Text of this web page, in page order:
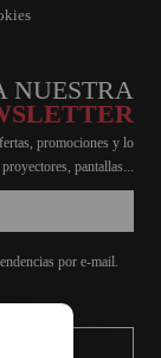
NUESTRA
promociones y lo
pantallas...
por e-mail.